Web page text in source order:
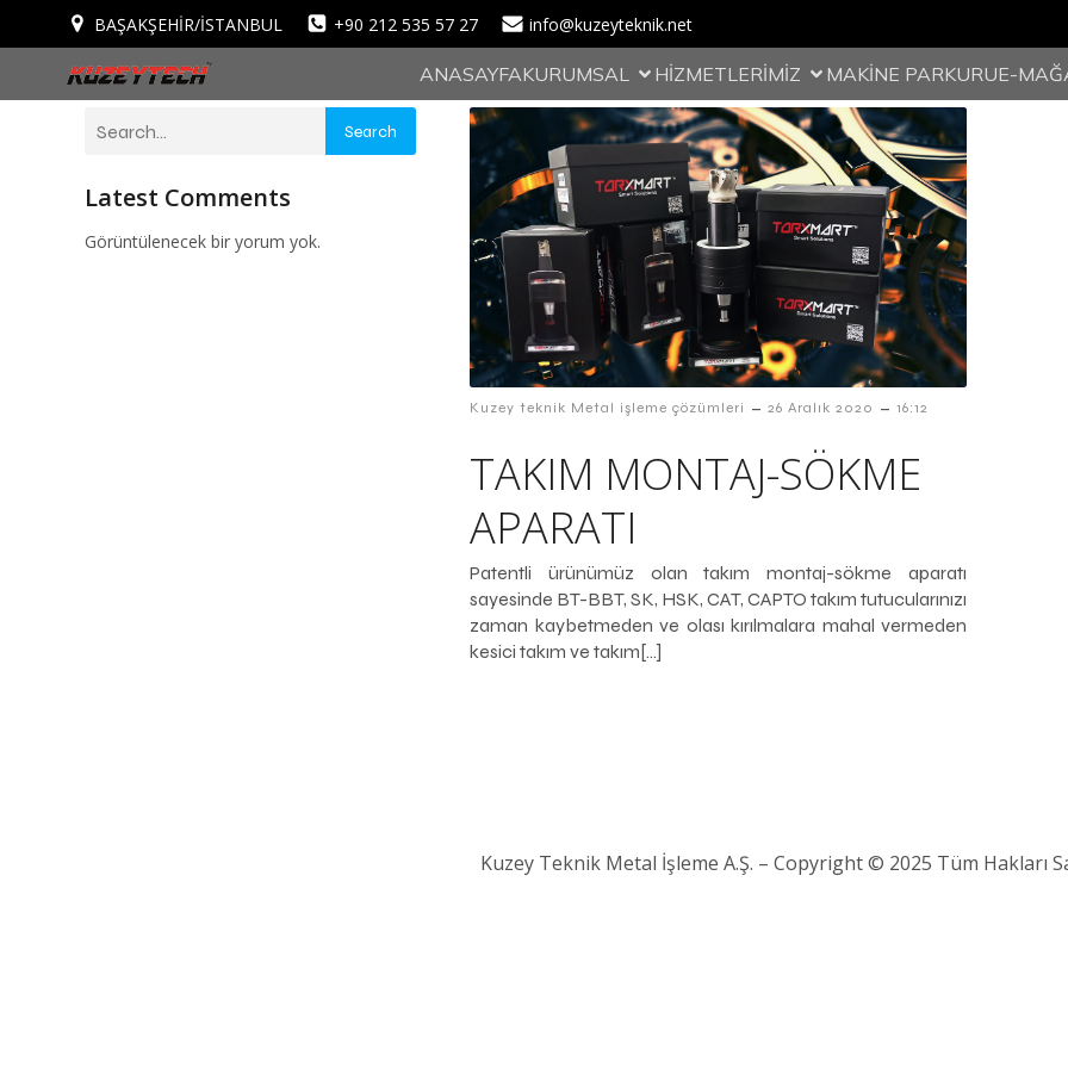
BAŞAKŞEHİR/İSTANBUL +90 212 535 57 27 info@kuzeyteknik.net
ANASAYFAKURUMSAL HİZMETLERİMİZ MAKİNE PARKURUE-
Search
Latest Comments
Görüntülenecek bir yorum yok.
Kuzey teknik Metal işleme çözümleri – 26 Aralık 2020 – 16:12
TAKIM MONTAJ-SÖKME
APARATI
Patentli ürünümüz olan takım montaj-sökme aparatı
sayesinde BT-BBT, SK, HSK, CAT, CAPTO takım tutucularınızı
zaman kaybetmeden ve olası kırılmalara mahal vermeden
kesici takım ve takım[…]
Kuzey Teknik Metal İşleme A.Ş. – Copyright © 2025 Tüm Hakları